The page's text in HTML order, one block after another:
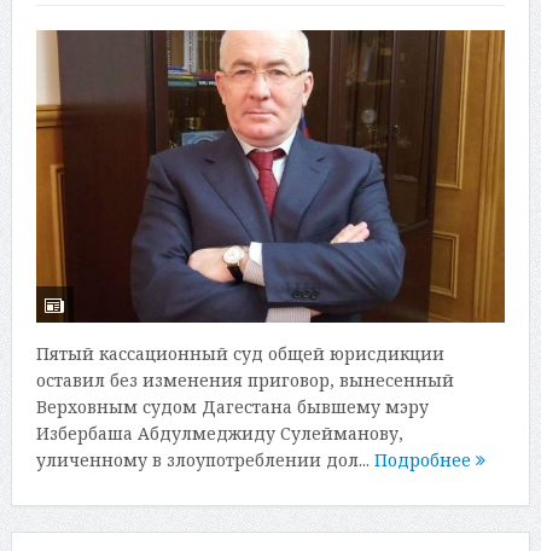
Пятый кассационный суд общей юрисдикции
оставил без изменения приговор, вынесенный
Верховным судом Дагестана бывшему мэру
Избербаша Абдулмеджиду Сулейманову,
уличенному в злоупотреблении дол... Подробнее